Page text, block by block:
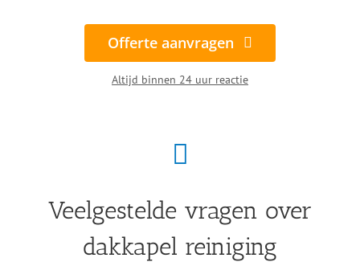
Hoe vaak een dakkapel schoonmaken?
Kunnen jullie ook moeilijk bereikbare
dakkapellen reinigen?
Hoe kunststof kozijnen schoonmaken?
Welke reinigingsdiensten doen jullie nog meer?
Offerte aanvragen
Altijd binnen 24 uur reactie
Veelgestelde vragen over
dakkapel reiniging